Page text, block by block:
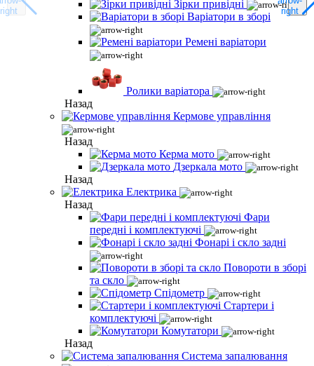
Зірки привідні
Варіатори в зборі
Ремені варіатори
Ролики варіатора
Назад
Кермове управління
Назад
Керма мото
Дзеркала мото
Назад
Електрика
Назад
Фари
передні і комплектуючі
Фонарі і скло задні
Повороти в зборі
та скло
Спідометр
Стартери і
комплектуючі
Комутатори
Назад
Система запалювання